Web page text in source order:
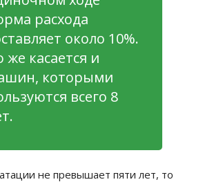
расхода
около 10%.
же касается и
которыми
всего 8
не превышает пяти лет, то